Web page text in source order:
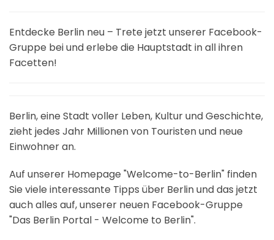
Entdecke Berlin neu – Trete jetzt unserer Facebook-
Gruppe bei und erlebe die Hauptstadt in all ihren
Facetten!
Berlin, eine Stadt voller Leben, Kultur und Geschichte,
zieht jedes Jahr Millionen von Touristen und neue
Einwohner an.
Auf unserer Homepage "Welcome-to-Berlin" finden
Sie viele interessante Tipps über Berlin und das jetzt
auch alles auf, unserer neuen Facebook-Gruppe
"Das Berlin Portal - Welcome to Berlin".